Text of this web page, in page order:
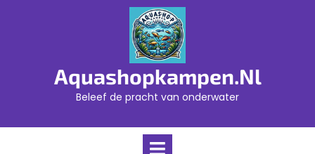
Aquashopkampen.nl
Beleef de pracht van onderwater
Open